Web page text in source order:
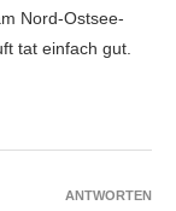
Nord-Ostsee-
tat einfach gut.
ANTWORTEN